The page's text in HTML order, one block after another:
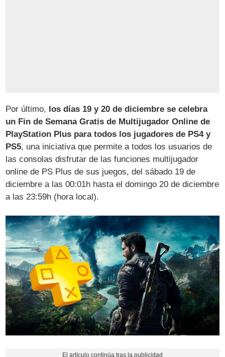
Por último, los días 19 y 20 de diciembre se celebra
un Fin de Semana Gratis de Multijugador Online de
PlayStation Plus para todos los jugadores de PS4 y
PS5, una iniciativa que permite a todos los usuarios de
las consolas disfrutar de las funciones multijugador
online de PS Plus de sus juegos, del sábado 19 de
diciembre a las 00:01h hasta el domingo 20 de diciembre
a las 23:59h (hora local).